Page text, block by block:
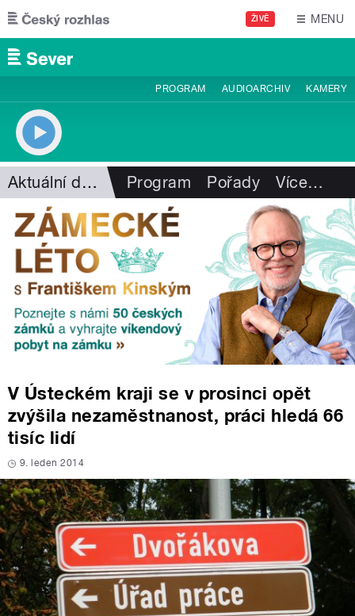
Přejít k hlavnímu obsahu
ŽIVĚ MENU
PROGRAM AUDIOARCHIV KAMERY
Aktuální dění Program Pořady Více…
V Ústeckém kraji se v prosinci opět
zvýšila nezaměstnanost, práci hledá 66
tisíc lidí
9. leden 2014